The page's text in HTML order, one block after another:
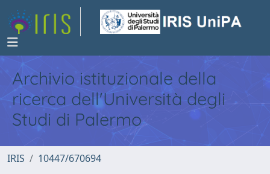
Archivio istituzionale della
ricerca dell'Università degli
Studi di Palermo
IRIS 10447/670694